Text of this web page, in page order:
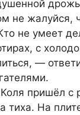
не жалуйся,
не умеет
с
—
пришёл с
тиха. На